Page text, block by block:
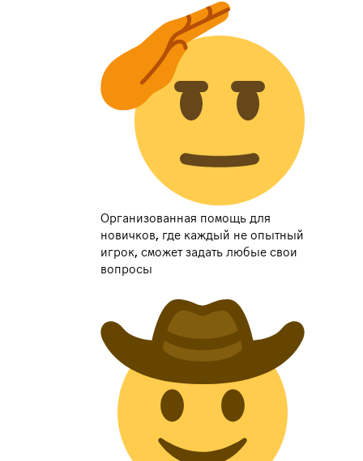
Организованная помощь для
новичков, где каждый не опытный
игрок, сможет задать любые свои
вопросы